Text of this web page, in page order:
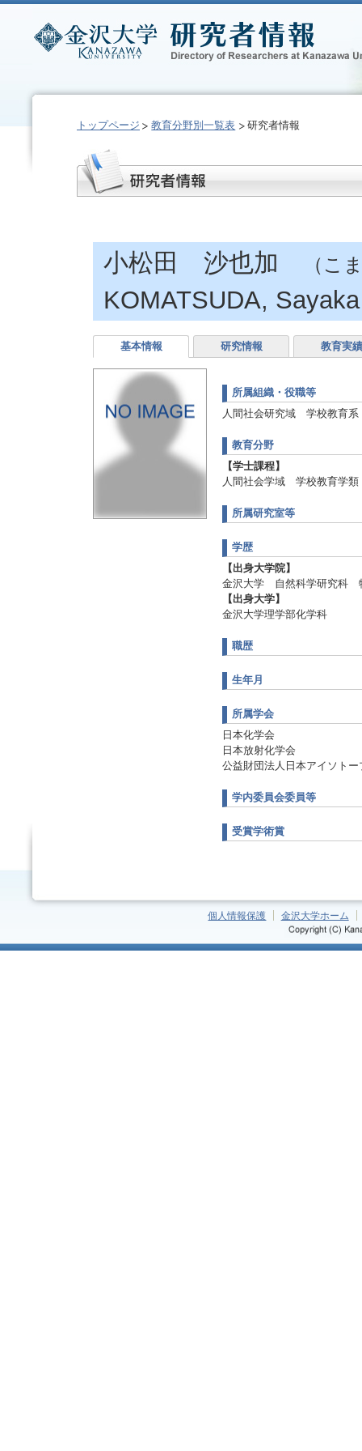
トップページ 教育分野別一覧表 研究者情報
小松田 沙也加 （こ
KOMATSUDA, Sayaka
基本情報 研究情報 教育実績
所属組織・役職等
人間社会研究域 学校教育系
教育分野
【学士課程】
人間社会学域 学校教育学類
所属研究室等
学歴
【出身大学院】
金沢大学 自然科学研究科
【出身大学】
金沢大学理学部化学科
職歴
生年月
所属学会
日本化学会
日本放射化学会
公益財団法人日本アイソトー
学内委員会委員等
受賞学術賞
個人情報保護 金沢大学ホーム